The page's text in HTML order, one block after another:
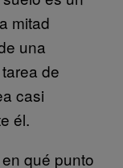
mitad
una
de
casi
él.
qué punto